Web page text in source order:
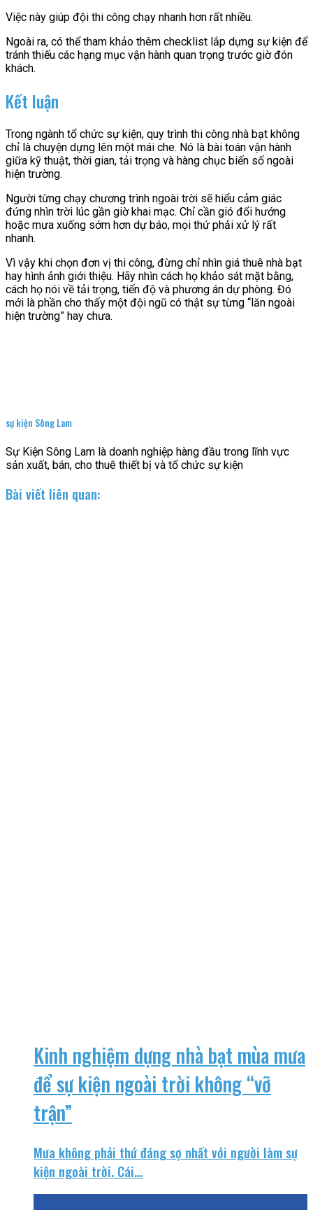
Việc này giúp đội thi công chạy nhanh hơn rất nhiều.
Ngoài ra, có thể tham khảo thêm checklist lắp dựng sự kiện để
tránh thiếu các hạng mục vận hành quan trọng trước giờ đón
khách.
Kết luận
Trong ngành tổ chức sự kiện, quy trình thi công nhà bạt không
chỉ là chuyện dựng lên một mái che. Nó là bài toán vận hành
giữa kỹ thuật, thời gian, tải trọng và hàng chục biến số ngoài
hiện trường.
Người từng chạy chương trình ngoài trời sẽ hiểu cảm giác
đứng nhìn trời lúc gần giờ khai mạc. Chỉ cần gió đổi hướng
hoặc mưa xuống sớm hơn dự báo, mọi thứ phải xử lý rất
nhanh.
Vì vậy khi chọn đơn vị thi công, đừng chỉ nhìn giá thuê nhà bạt
hay hình ảnh giới thiệu. Hãy nhìn cách họ khảo sát mặt bằng,
cách họ nói về tải trọng, tiến độ và phương án dự phòng. Đó
mới là phần cho thấy một đội ngũ có thật sự từng “lăn ngoài
hiện trường” hay chưa.
sự kiện Sông Lam
Sự Kiện Sông Lam là doanh nghiệp hàng đầu trong lĩnh vực
sản xuất, bán, cho thuê thiết bị và tổ chức sự kiện
Bài viết liên quan:
Kinh nghiệm dựng nhà bạt mùa mưa
để sự kiện ngoài trời không “vỡ
trận”
Mưa không phải thứ đáng sợ nhất với người làm sự
kiện ngoài trời. Cái...